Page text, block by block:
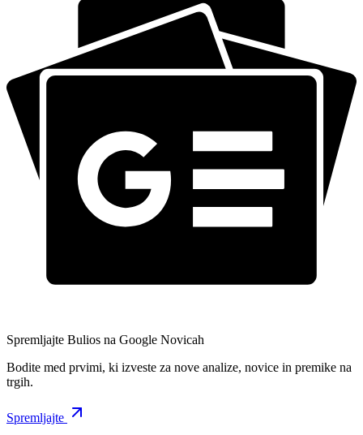
Spremljajte Bulios na Google Novicah
Bodite med prvimi, ki izveste za nove analize, novice in premike na
trgih.
Spremljajte